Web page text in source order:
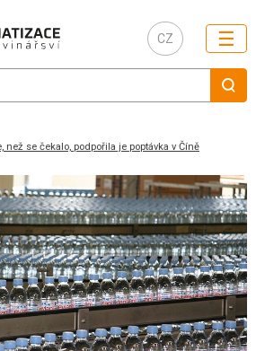
CZ ☰
než se čekalo, podpořila je poptávka v Číně